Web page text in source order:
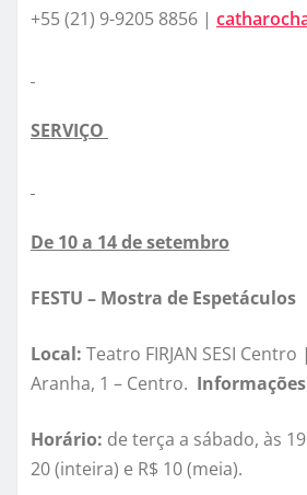
+55 (21) 9-9205 8856 |
SERVIÇO
De 10 a 14 de setembro
FESTU – Mostra de Espetáculos
Local: Teatro FIRJAN SESI
Aranha, 1 – Centro.
Horário: de terça a sábado, às
20 (inteira) e R$ 10 (meia).